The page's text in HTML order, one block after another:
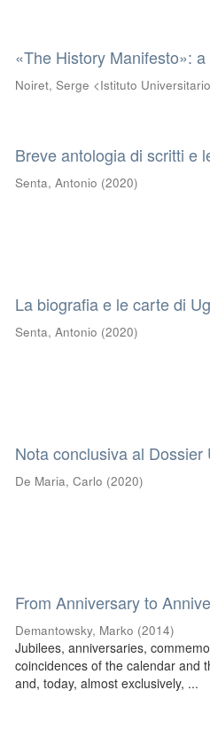
«The History Manifesto»:
Noiret, Serge <Istituto
Breve antologia di scritti e
Senta, Antonio (2020)
La biografia e le carte di
Senta, Antonio (2020)
Nota conclusiva al Dossier
De Maria, Carlo (2020)
From Anniversary to
Demantowsky, Marko (2014)
Jubilees, anniversaries,
coincidences of the calendar and
and, today, almost exclusively, ...